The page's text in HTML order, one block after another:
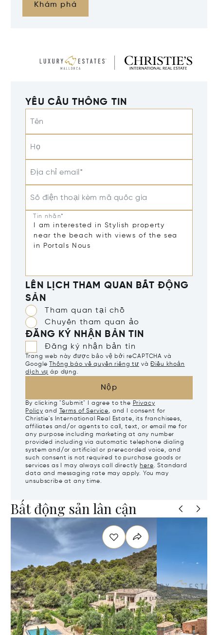
Khám phá
YÊU CẦU THÔNG TIN
Tên
Họ
Địa chỉ email*
Số điện thoại kèm mã quốc gia
Tin nhắn*
LÊN LỊCH THAM QUAN BẤT ĐỘNG
SẢN
Tham quan tại chỗ
Chuyến tham quan ảo
ĐĂNG KÝ NHẬN BẢN TIN
Đăng ký nhận bản tin
Trang web này được bảo vệ bởi reCAPTCHA và
Google
Thông báo về quyền riêng tư vàĐiều khoản
dịch vụ áp dụng.
Nộp
By clicking "Submit" I agree to the Privacy
Policy and Terms of Service, and I consent for
Christie's International Real Estate, its franchisees,
affiliates and/or agents to call, text, or email me for
any purpose including marketing at any number
provided including via automatic telephone dialing
system and/or artificial or prerecorded voice, and
such consent is not required to purchase goods or
services as I may always call directly here. Standard
data and messaging rate may apply. You may
unsubscribe at any time.
Bất động sản lân cận